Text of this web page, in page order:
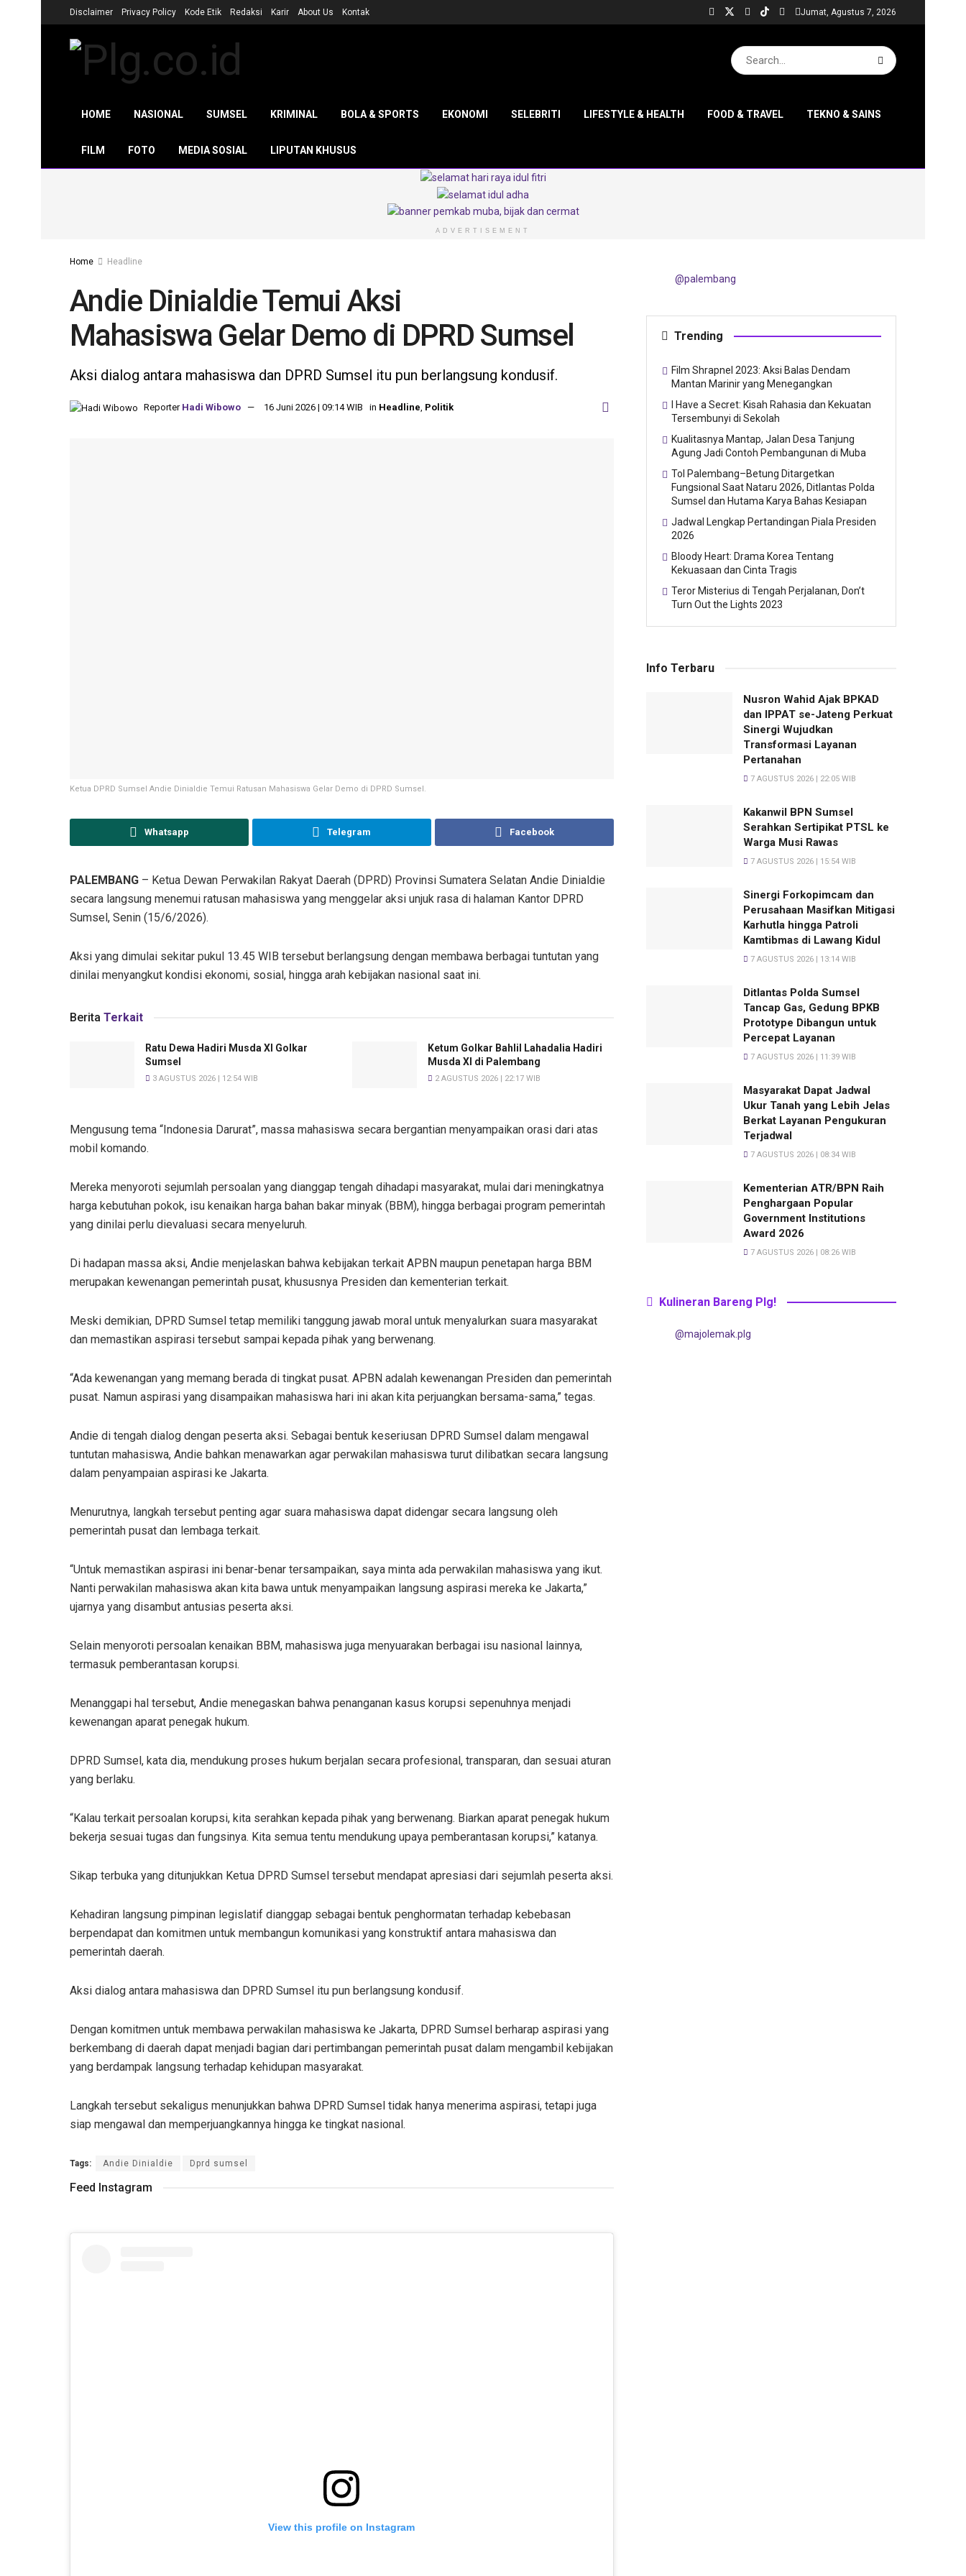
Disclaimer Privacy Policy Kode Etik Redaksi Karir About Us Kontak Jumat, Agustus 7, 2026
HOME NASIONAL SUMSEL KRIMINAL BOLA & SPORTS EKONOMI SELEBRITI LIFESTYLE & HEALTH FOOD & TRAVEL TEKNO & SAINS
FILM FOTO MEDIA SOSIAL LIPUTAN KHUSUS
ADVERTISEMENT
Home Headline
Andie Dinialdie Temui Aksi
Mahasiswa Gelar Demo di DPRD Sumsel
Aksi dialog antara mahasiswa dan DPRD Sumsel itu pun berlangsung kondusif.
Reporter Hadi Wibowo 16 Juni 2026 | 09:14 WIB in Headline, Politik
Ketua DPRD Sumsel Andie Dinialdie Temui Ratusan Mahasiswa Gelar Demo di DPRD Sumsel.
Whatsapp Telegram Facebook
PALEMBANG – Ketua Dewan Perwakilan Rakyat Daerah (DPRD) Provinsi Sumatera Selatan Andie Dinialdie
secara langsung menemui ratusan mahasiswa yang menggelar aksi unjuk rasa di halaman Kantor DPRD
Sumsel, Senin (15/6/2026).
Aksi yang dimulai sekitar pukul 13.45 WIB tersebut berlangsung dengan membawa berbagai tuntutan yang
dinilai menyangkut kondisi ekonomi, sosial, hingga arah kebijakan nasional saat ini.
Berita Terkait
Ratu Dewa Hadiri Musda XI Golkar
Sumsel
3 AGUSTUS 2026 | 12:54 WIB
Ketum Golkar Bahlil Lahadalia Hadiri
Musda XI di Palembang
2 AGUSTUS 2026 | 22:17 WIB
Mengusung tema “Indonesia Darurat”, massa mahasiswa secara bergantian menyampaikan orasi dari atas
mobil komando.
Mereka menyoroti sejumlah persoalan yang dianggap tengah dihadapi masyarakat, mulai dari meningkatnya
harga kebutuhan pokok, isu kenaikan harga bahan bakar minyak (BBM), hingga berbagai program pemerintah
yang dinilai perlu dievaluasi secara menyeluruh.
Di hadapan massa aksi, Andie menjelaskan bahwa kebijakan terkait APBN maupun penetapan harga BBM
merupakan kewenangan pemerintah pusat, khususnya Presiden dan kementerian terkait.
Meski demikian, DPRD Sumsel tetap memiliki tanggung jawab moral untuk menyalurkan suara masyarakat
dan memastikan aspirasi tersebut sampai kepada pihak yang berwenang.
“Ada kewenangan yang memang berada di tingkat pusat. APBN adalah kewenangan Presiden dan pemerintah
pusat. Namun aspirasi yang disampaikan mahasiswa hari ini akan kita perjuangkan bersama-sama,” tegas.
Andie di tengah dialog dengan peserta aksi. Sebagai bentuk keseriusan DPRD Sumsel dalam mengawal
tuntutan mahasiswa, Andie bahkan menawarkan agar perwakilan mahasiswa turut dilibatkan secara langsung
dalam penyampaian aspirasi ke Jakarta.
Menurutnya, langkah tersebut penting agar suara mahasiswa dapat didengar secara langsung oleh
pemerintah pusat dan lembaga terkait.
“Untuk memastikan aspirasi ini benar-benar tersampaikan, saya minta ada perwakilan mahasiswa yang ikut.
Nanti perwakilan mahasiswa akan kita bawa untuk menyampaikan langsung aspirasi mereka ke Jakarta,”
ujarnya yang disambut antusias peserta aksi.
Selain menyoroti persoalan kenaikan BBM, mahasiswa juga menyuarakan berbagai isu nasional lainnya,
termasuk pemberantasan korupsi.
Menanggapi hal tersebut, Andie menegaskan bahwa penanganan kasus korupsi sepenuhnya menjadi
kewenangan aparat penegak hukum.
DPRD Sumsel, kata dia, mendukung proses hukum berjalan secara profesional, transparan, dan sesuai aturan
yang berlaku.
“Kalau terkait persoalan korupsi, kita serahkan kepada pihak yang berwenang. Biarkan aparat penegak hukum
bekerja sesuai tugas dan fungsinya. Kita semua tentu mendukung upaya pemberantasan korupsi,” katanya.
Sikap terbuka yang ditunjukkan Ketua DPRD Sumsel tersebut mendapat apresiasi dari sejumlah peserta aksi.
Kehadiran langsung pimpinan legislatif dianggap sebagai bentuk penghormatan terhadap kebebasan
berpendapat dan komitmen untuk membangun komunikasi yang konstruktif antara mahasiswa dan
pemerintah daerah.
Aksi dialog antara mahasiswa dan DPRD Sumsel itu pun berlangsung kondusif.
Dengan komitmen untuk membawa perwakilan mahasiswa ke Jakarta, DPRD Sumsel berharap aspirasi yang
berkembang di daerah dapat menjadi bagian dari pertimbangan pemerintah pusat dalam mengambil kebijakan
yang berdampak langsung terhadap kehidupan masyarakat.
Langkah tersebut sekaligus menunjukkan bahwa DPRD Sumsel tidak hanya menerima aspirasi, tetapi juga
siap mengawal dan memperjuangkannya hingga ke tingkat nasional.
Tags: Andie Dinialdie Dprd sumsel
Feed Instagram
View this profile on Instagram
@palembang
Trending
Film Shrapnel 2023: Aksi Balas Dendam
Mantan Marinir yang Menegangkan
I Have a Secret: Kisah Rahasia dan Kekuatan
Tersembunyi di Sekolah
Kualitasnya Mantap, Jalan Desa Tanjung
Agung Jadi Contoh Pembangunan di Muba
Tol Palembang–Betung Ditargetkan
Fungsional Saat Nataru 2026, Ditlantas Polda
Sumsel dan Hutama Karya Bahas Kesiapan
Jadwal Lengkap Pertandingan Piala Presiden
2026
Bloody Heart: Drama Korea Tentang
Kekuasaan dan Cinta Tragis
Teror Misterius di Tengah Perjalanan, Don’t
Turn Out the Lights 2023
Info Terbaru
Nusron Wahid Ajak BPKAD
dan IPPAT se-Jateng Perkuat
Sinergi Wujudkan
Transformasi Layanan
Pertanahan
7 AGUSTUS 2026 | 22:05 WIB
Kakanwil BPN Sumsel
Serahkan Sertipikat PTSL ke
Warga Musi Rawas
7 AGUSTUS 2026 | 15:54 WIB
Sinergi Forkopimcam dan
Perusahaan Masifkan Mitigasi
Karhutla hingga Patroli
Kamtibmas di Lawang Kidul
7 AGUSTUS 2026 | 13:14 WIB
Ditlantas Polda Sumsel
Tancap Gas, Gedung BPKB
Prototype Dibangun untuk
Percepat Layanan
7 AGUSTUS 2026 | 11:39 WIB
Masyarakat Dapat Jadwal
Ukur Tanah yang Lebih Jelas
Berkat Layanan Pengukuran
Terjadwal
7 AGUSTUS 2026 | 08:34 WIB
Kementerian ATR/BPN Raih
Penghargaan Popular
Government Institutions
Award 2026
7 AGUSTUS 2026 | 08:26 WIB
Kulineran Bareng Plg!
@majolemak.plg